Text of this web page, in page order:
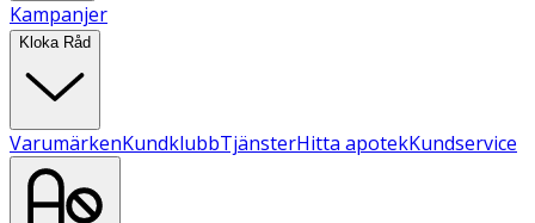
Kampanjer
Kloka Råd
VarumärkenKundklubbTjänsterHitta apotekKundservice